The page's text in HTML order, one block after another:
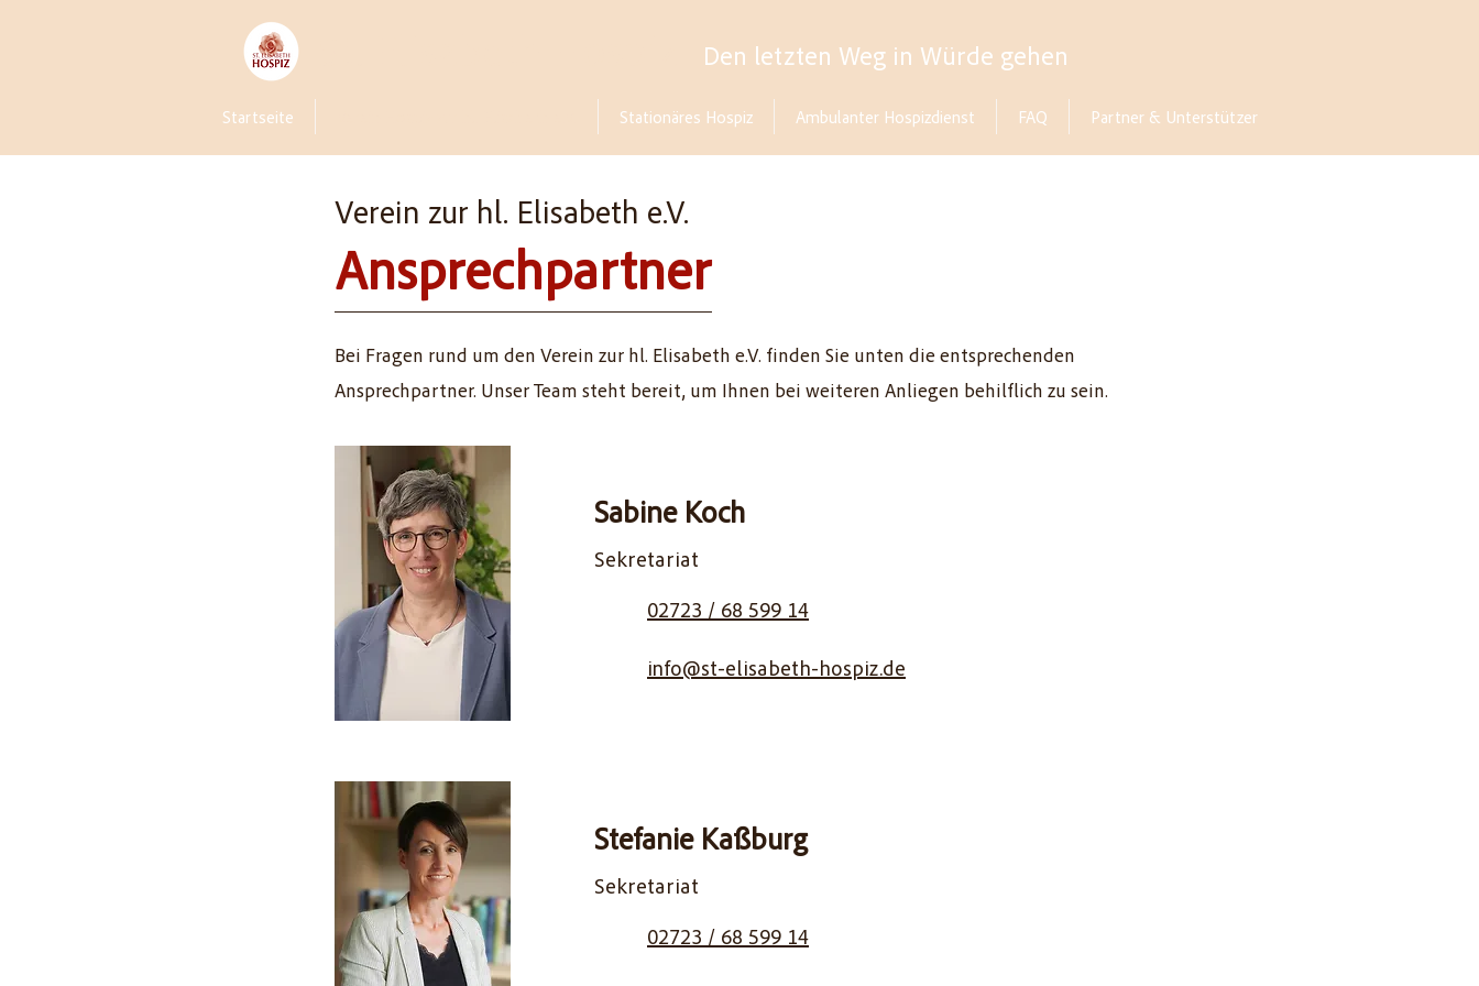
Den letzten Weg in Würde gehen
Startseite Stationäres Hospiz Ambulanter Hospizdienst FAQ Partner & Unterstützer
Verein zur hl. Elisabeth e.V.
Ansprechpartner
Bei Fragen rund um den Verein zur hl. Elisabeth e.V. finden Sie unten die entsprechenden
Ansprechpartner. Unser Team steht bereit, um Ihnen bei weiteren Anliegen behilflich zu sein.
Sabine Koch
Sekretariat
02723 / 68 599 14
info@st-elisabeth-hospiz.de
Stefanie Kaßburg
Sekretariat
02723 / 68 599 14